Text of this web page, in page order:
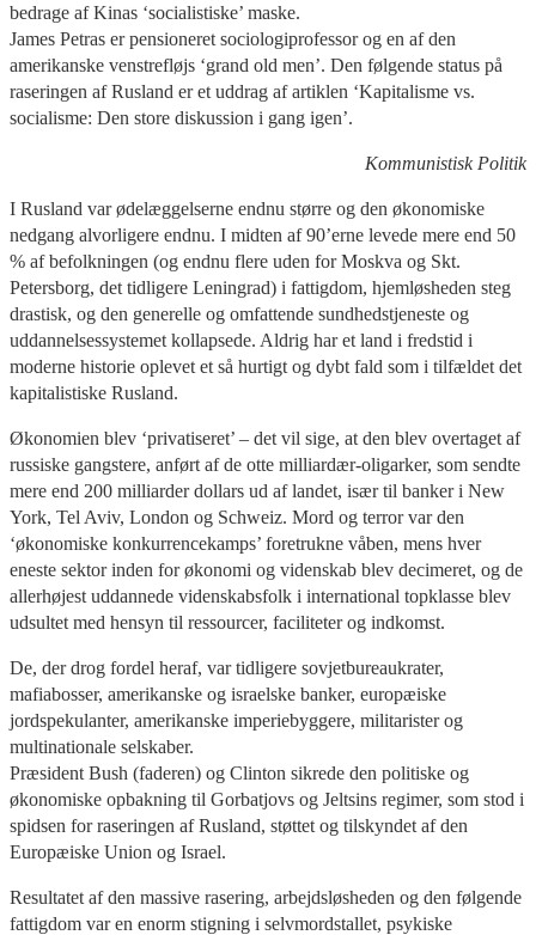
bedrage af Kinas ‘socialistiske’ maske.
James Petras er pensioneret sociologiprofessor og en af den
amerikanske venstrefløjs ‘grand old men’. Den følgende status på
raseringen af Rusland er et uddrag af artiklen ‘Kapitalisme vs.
socialisme: Den store diskussion i gang igen’.
Kommunistisk Politik
I Rusland var ødelæggelserne endnu større og den økonomiske
nedgang alvorligere endnu. I midten af 90’erne levede mere end 50
% af befolkningen (og endnu flere uden for Moskva og Skt.
Petersborg, det tidligere Leningrad) i fattigdom, hjemløsheden steg
drastisk, og den generelle og omfattende sundhedstjeneste og
uddannelsessystemet kollapsede. Aldrig har et land i fredstid i
moderne historie oplevet et så hurtigt og dybt fald som i tilfældet det
kapitalistiske Rusland.
Økonomien blev ‘privatiseret’ – det vil sige, at den blev overtaget af
russiske gangstere, anført af de otte milliardær-oligarker, som sendte
mere end 200 milliarder dollars ud af landet, især til banker i New
York, Tel Aviv, London og Schweiz. Mord og terror var den
‘økonomiske konkurrencekamps’ foretrukne våben, mens hver
eneste sektor inden for økonomi og videnskab blev decimeret, og de
allerhøjest uddannede videnskabsfolk i international topklasse blev
udsultet med hensyn til ressourcer, faciliteter og indkomst.
De, der drog fordel heraf, var tidligere sovjetbureaukrater,
mafiabosser, amerikanske og israelske banker, europæiske
jordspekulanter, amerikanske imperiebyggere, militarister og
multinationale selskaber.
Præsident Bush (faderen) og Clinton sikrede den politiske og
økonomiske opbakning til Gorbatjovs og Jeltsins regimer, som stod i
spidsen for raseringen af Rusland, støttet og tilskyndet af den
Europæiske Union og Israel.
Resultatet af den massive rasering, arbejdsløsheden og den følgende
fattigdom var en enorm stigning i selvmordstallet, psykiske